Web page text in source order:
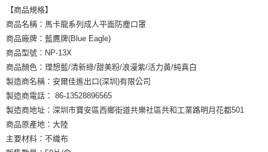
【商品規格】
商品名稱：馬卡龍系列成人平面防塵口罩
商品廠牌：藍鷹牌(Blue Eagle)
商品型號：NP-13X
商品顏色：理想藍/清新綠/甜美粉/浪漫紫/活力黃/純真白
製造商名稱：安爾佳進出口(深圳)有限公司
製造商電話： 86-13528896565
製造商地址：深圳市寶安區西鄉街道共樂社區共和工業路明月花都501
商品原產地：大陸
主要材料：不織布